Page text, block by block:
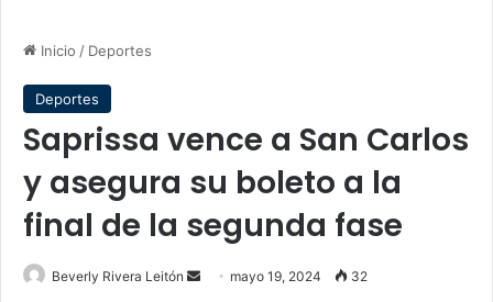
Inicio / Deportes
Deportes
Saprissa vence a San Carlos
y asegura su boleto a la
final de la segunda fase
Beverly Rivera Leitón
Send mayo 19, 2024 32